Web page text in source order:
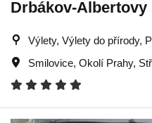
Drbákov-Albertovy
Výlety, Výlety do přírody,
Smilovice, Okolí Prahy,